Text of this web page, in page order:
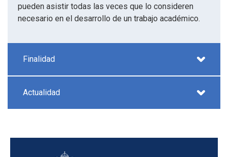
pueden asistir todas las veces que lo consideren
necesario en el desarrollo de un trabajo académico.
Finalidad
Actualidad